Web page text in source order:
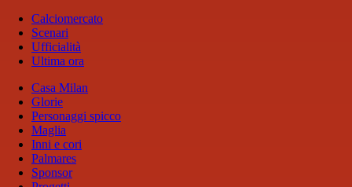
Calciomercato
Scenari
Ufficialità
Ultima ora
Casa Milan
Glorie
Personaggi spicco
Maglia
Inni e cori
Palmares
Sponsor